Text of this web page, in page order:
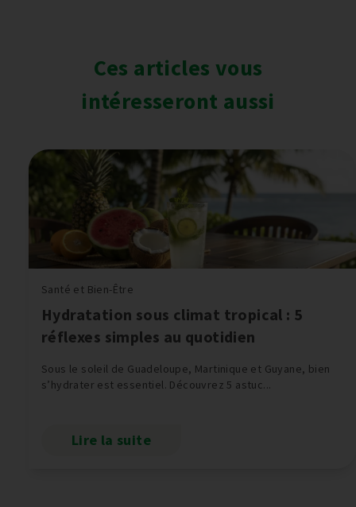
Ces articles vous
intéresseront aussi
Santé et Bien-Être
Hydratation sous climat tropical : 5
réflexes simples au quotidien
Sous le soleil de Guadeloupe, Martinique et Guyane, bien
s’hydrater est essentiel. Découvrez 5 astuc...
Lire la suite